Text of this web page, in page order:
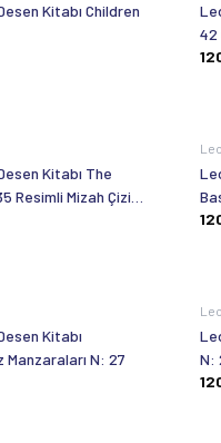
Kitabı Children
42
Kitabı The
Resimli Mizah Çizim
Kitabı
N: 27
N: